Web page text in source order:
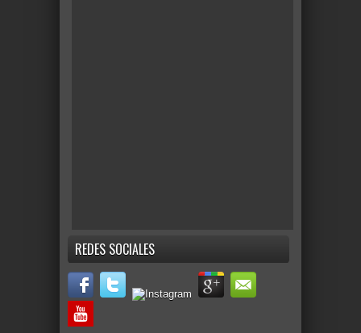
REDES SOCIALES